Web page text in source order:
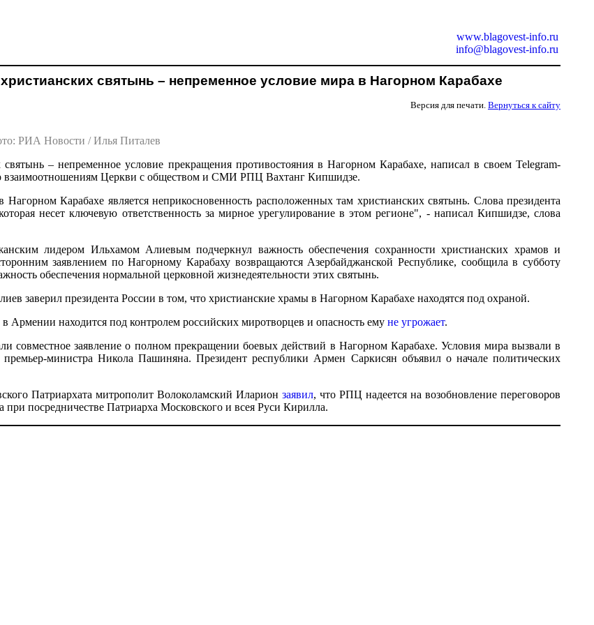
www.blagovest-info.ru
info@blagovest-info.ru
святынь – непременное условие мира в Нагорном Карабахе
Версия для печати. Вернуться к сайту
РИА Новости / Илья Питалев
святынь – непременное условие прекращения противостояния в Нагорном Карабахе, написал в своем Telegram-
взаимоотношениям Церкви с обществом и СМИ РПЦ Вахтанг Кипшидзе.
Карабахе является неприкосновенность расположенных там христианских святынь. Слова президента
несет ключевую ответственность за мирное урегулирование в этом регионе", - написал Кипшидзе, слова
лидером Ильхамом Алиевым подчеркнул важность обеспечения сохранности христианских храмов и
заявлением по Нагорному Карабаху возвращаются Азербайджанской Республике, сообщила в субботу
обеспечения нормальной церковной жизнедеятельности этих святынь.
заверил президента России в том, что христианские храмы в Нагорном Карабахе находятся под охраной.
Армении находится под контролем российских миротворцев и опасность ему не угрожает.
заявление о полном прекращении боевых действий в Нагорном Карабахе. Условия мира вызвали в
министра Никола Пашиняна. Президент республики Армен Саркисян объявил о начале политических
Патриархата митрополит Волоколамский Иларион заявил, что РПЦ надеется на возобновление переговоров
посредничестве Патриарха Московского и всея Руси Кирилла.